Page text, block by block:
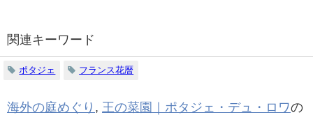
関連キーワード
ポタジェ フランス花暦
海外の庭めぐり , 王の菜園｜ポタジェ・デュ・ロワの